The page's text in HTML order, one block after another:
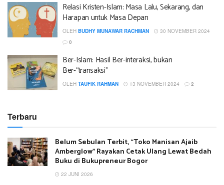
Relasi Kristen-Islam: Masa Lalu, Sekarang, dan
Harapan untuk Masa Depan
OLEH BUDHY MUNAWAR RACHMAN
30 NOVEMBER 2024
0
Ber-Islam: Hasil Ber-interaksi, bukan
Ber-“transaksi”
OLEH TAUFIK RAHMAN 13 NOVEMBER 2024 2
Terbaru
Belum Sebulan Terbit, “Toko Manisan Ajaib
Amberglow” Rayakan Cetak Ulang Lewat Bedah
Buku di Bukupreneur Bogor
22 JUNI 2026